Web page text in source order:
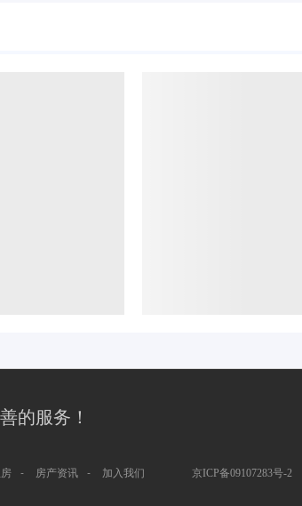
的服务！
- 房产资讯 - 加入我们 京ICP备09107283号-2